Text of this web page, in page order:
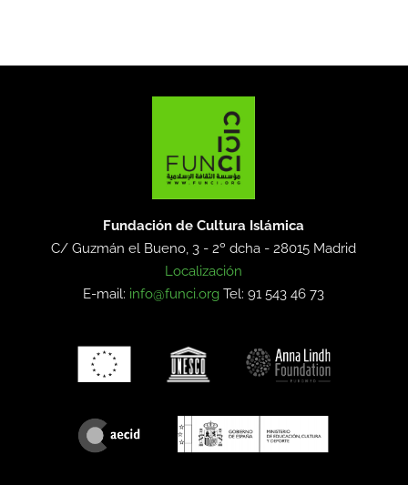
Fundación de Cultura Islámica
C/ Guzmán el Bueno, 3 - 2º dcha -28015 Madrid
Localización
E-mail: info@funci.org Tel: 91 543 46 73